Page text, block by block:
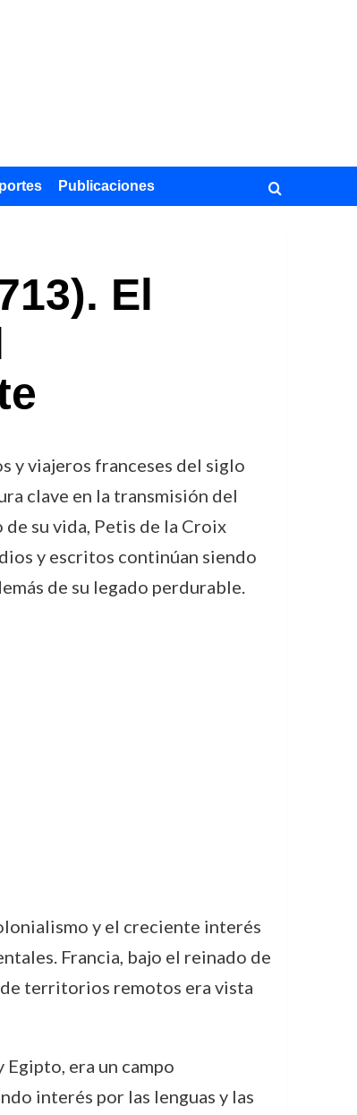
Publicaciones
El
y viajeros franceses del siglo
clave en la transmisión del
su vida, Petis de la Croix
y escritos continúan siendo
de su legado perdurable.
y el creciente interés
Francia, bajo el reinado de
de territorios remotos era vista
era un campo
interés por las lenguas y las